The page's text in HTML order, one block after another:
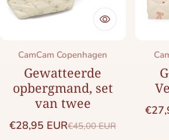
Merk:
CamCam Copenhagen
Gewatteerde
opbergmand, set
van twee
Saleprijs
€28,95 EURNormale prijs
€45,00 EUR